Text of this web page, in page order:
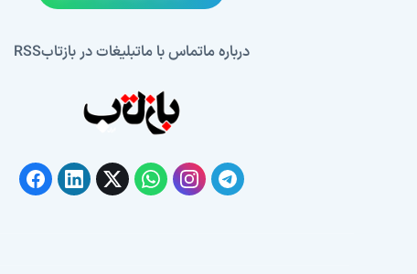
درباره ماتماس با ماتبلیغات در بازتابRSS